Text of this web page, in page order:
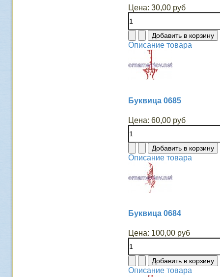
Цена: 30,00 руб
Описание товара
Буквица 0685
Цена: 60,00 руб
Описание товара
Буквица 0684
Цена: 100,00 руб
Описание товара